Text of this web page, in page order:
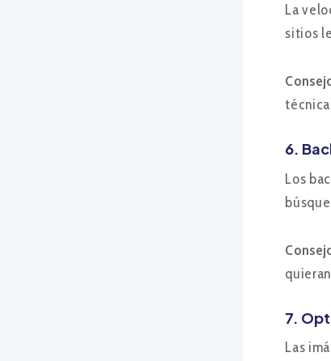
La
sitios
6.
Los
7.
Las